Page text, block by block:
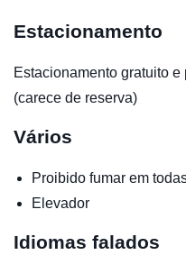
Estacionamento
Estacionamento gratuito
(carece de reserva)
Vários
Proibido fumar em
Elevador
Idiomas falados